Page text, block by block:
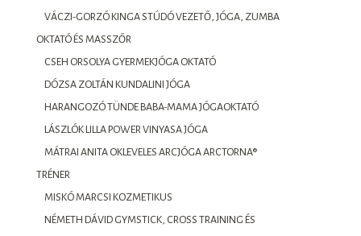
VÁCZI-GORZÓ KINGA STÚDÓ VEZETŐ, JÓGA, ZUMBA
OKTATÓ ÉS MASSZŐR
CSEH ORSOLYA GYERMEKJÓGA OKTATÓ
DÓZSA ZOLTÁN KUNDALINI JÓGA
HARANGOZÓ TÜNDE BABA-MAMA JÓGAOKTATÓ
LÁSZLÓK LILLA POWER VINYASA JÓGA
MÁTRAI ANITA OKLEVELES ARCJÓGA ARCTORNA®
TRÉNER
MISKÓ MARCSI KOZMETIKUS
NÉMETH DÁVID GYMSTICK, CROSS TRAINING ÉS